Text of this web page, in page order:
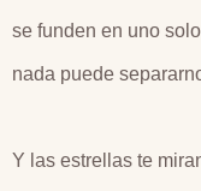
se funden en uno solo
nada puede
Y las estrellas te